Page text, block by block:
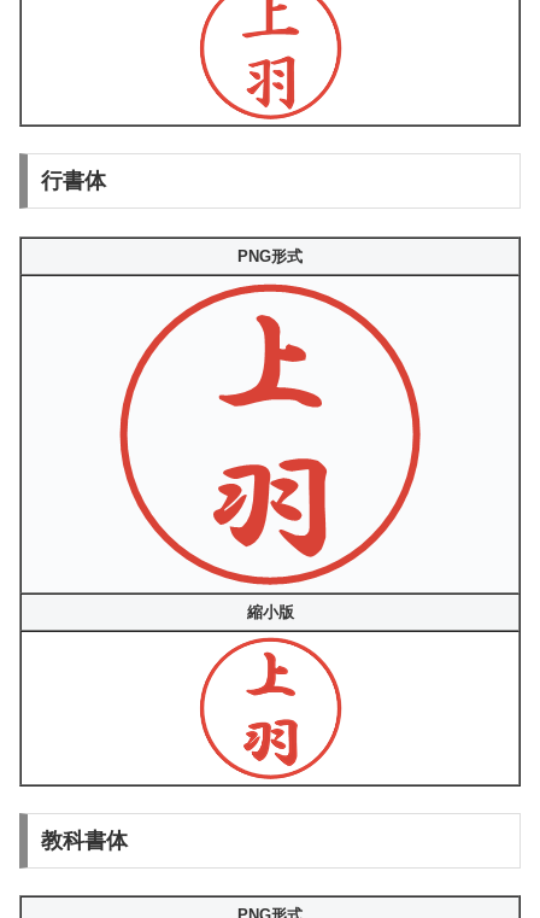
行書体
PNG形式
縮小版
教科書体